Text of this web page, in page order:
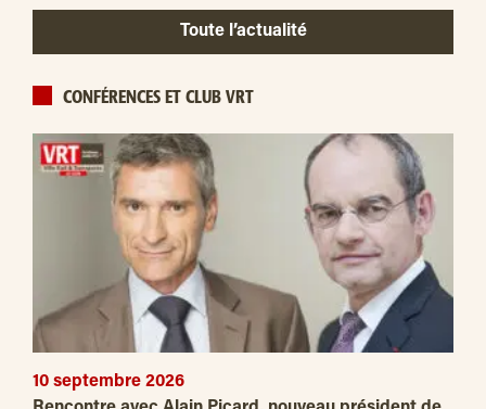
Toute l’actualité
CONFÉRENCES ET CLUB VRT
10 septembre 2026